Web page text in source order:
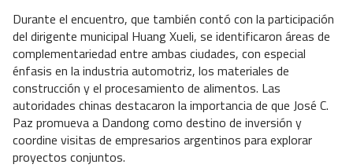
Durante el encuentro, que también contó con la participación
del dirigente municipal Huang Xueli, se identificaron áreas de
complementariedad entre ambas ciudades, con especial
énfasis en la industria automotriz, los materiales de
construcción y el procesamiento de alimentos. Las
autoridades chinas destacaron la importancia de que José C.
Paz promueva a Dandong como destino de inversión y
coordine visitas de empresarios argentinos para explorar
proyectos conjuntos.